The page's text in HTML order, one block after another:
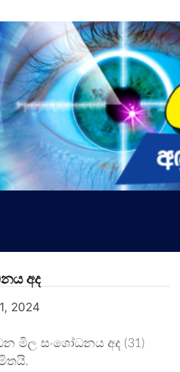
අද
2024
මිල සංශෝධනය අද (31)